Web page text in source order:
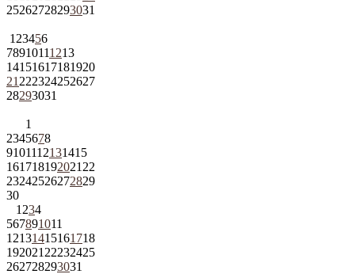
25262728293031
1 23456
78910111213
14151617181920
21 222324252627
28293031
1
2345678
9101112131415
161718192021 22
23242526272829
30
1 234
567891011
12131415161718
192021 22232425
262728293031